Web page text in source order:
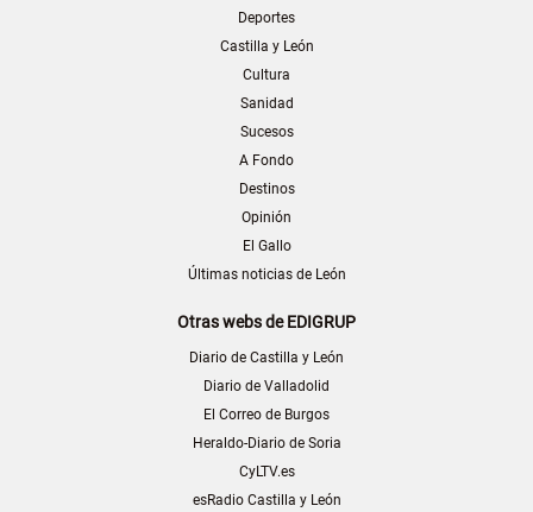
Deportes
Castilla y León
Cultura
Sanidad
Sucesos
A Fondo
Destinos
Opinión
El Gallo
Últimas noticias de León
Otras webs de EDIGRUP
Diario de Castilla y León
Diario de Valladolid
El Correo de Burgos
Heraldo-Diario de Soria
CyLTV.es
esRadio Castilla y León